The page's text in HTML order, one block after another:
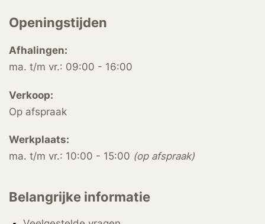
Openingstijden
Afhalingen:
ma. t/m vr.: 09:00 - 16:00
Verkoop:
Op afspraak
Werkplaats:
ma. t/m vr.: 10:00 - 15:00 (op afspraak)
Belangrijke informatie